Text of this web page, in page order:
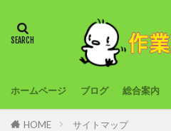
ホームページ ブログ 総合案内
HOME サイトマップ